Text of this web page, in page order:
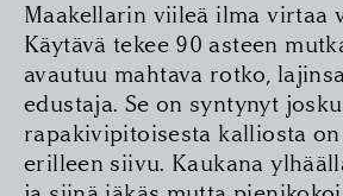
Maakellarin viileä ilma virtaa
Käytävä tekee 90 asteen
avautuu mahtava rotko,
edustaja. Se on syntynyt
rapakivipitoisesta kalliosta
erilleen siivu. Kaukana